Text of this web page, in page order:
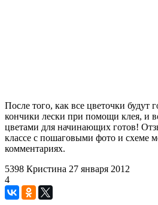
После того, как все цветочки будут
кончики лески при помощи клея, и
цветами для начинающих готов!
классе с пошаговыми фото и схеме
комментариях.
5398 Кристина 27 января 2012
4